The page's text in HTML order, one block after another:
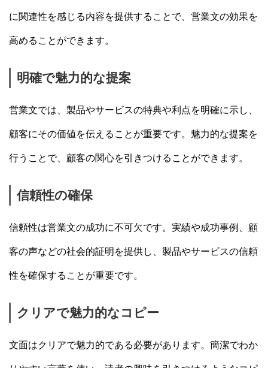
に関連性を感じる内容を提供することで、営業文の効果を
高めることができます。
明確で魅力的な提案
営業文では、製品やサービスの特典や利点を明確に示し、
顧客にその価値を伝えることが重要です。魅力的な提案を
行うことで、顧客の関心を引きつけることができます。
信頼性の確保
信頼性は営業文の成功に不可欠です。実績や成功事例、顧
客の声などの社会的証明を提供し、製品やサービスの信頼
性を確保することが重要です。
クリアで魅力的なコピー
文面はクリアで魅力的である必要があります。簡潔でわか